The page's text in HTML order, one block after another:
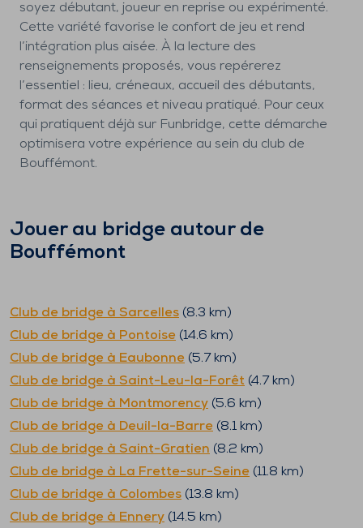
soyez débutant, joueur en reprise ou expérimenté.
Cette variété favorise le confort de jeu et rend
l’intégration plus aisée. À la lecture des
renseignements proposés, vous repérerez
l’essentiel : lieu, créneaux, accueil des débutants,
format des séances et niveau pratiqué. Pour ceux
qui pratiquent déjà sur Funbridge, cette démarche
optimisera votre expérience au sein du club de
Bouffémont.
Jouer au bridge autour de
Bouffémont
Club de bridge à Sarcelles (8.3 km)
Club de bridge à Pontoise (14.6 km)
Club de bridge à Eaubonne (5.7 km)
Club de bridge à Saint-Leu-la-Forêt (4.7 km)
Club de bridge à Montmorency (5.6 km)
Club de bridge à Deuil-la-Barre (8.1 km)
Club de bridge à Saint-Gratien (8.2 km)
Club de bridge à La Frette-sur-Seine (11.8 km)
Club de bridge à Colombes (13.8 km)
Club de bridge à Ennery (14.5 km)